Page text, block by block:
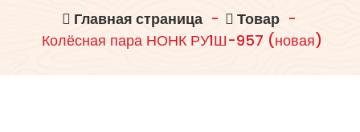
Главная страница- Товар-
Колёсная пара НОНК РУ1Ш-957 (новая)